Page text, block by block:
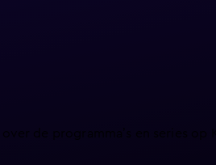
de programma’s en series op